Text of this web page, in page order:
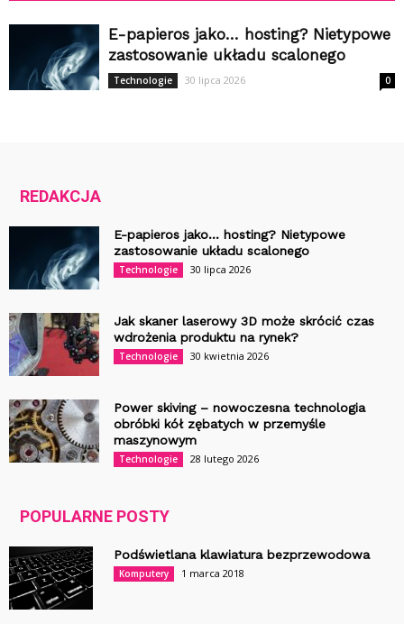
E-papieros jako… hosting? Nietypowe
zastosowanie układu scalonego
Technologie 30 lipca 2026 0
REDAKCJA
E-papieros jako… hosting? Nietypowe
zastosowanie układu scalonego
Technologie 30 lipca 2026
Jak skaner laserowy 3D może skrócić czas
wdrożenia produktu na rynek?
Technologie 30 kwietnia 2026
Power skiving – nowoczesna technologia
obróbki kół zębatych w przemyśle
maszynowym
Technologie 28 lutego 2026
POPULARNE POSTY
Podświetlana klawiatura bezprzewodowa
Komputery 1 marca 2018